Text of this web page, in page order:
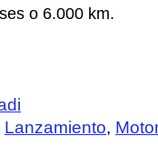
o 6.000 km.
Lanzamiento,